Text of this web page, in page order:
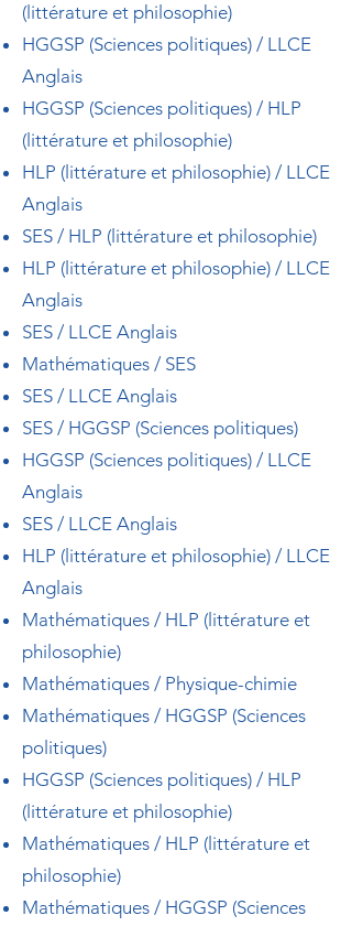
(littérature et philosophie)​
HGGSP (Sciences politiques) / LLCE
Anglais
HGGSP (Sciences politiques) / HLP
(littérature et philosophie)
HLP (littérature et philosophie) / LLCE
Anglais
SES / HLP (littérature et philosophie)
HLP (littérature et philosophie) / LLCE
Anglais
SES / LLCE Anglais
Mathématiques / SES
SES / LLCE Anglais
SES / HGGSP (Sciences politiques)
HGGSP (Sciences politiques) / LLCE
Anglais
SES / LLCE Anglais
HLP (littérature et philosophie) / LLCE
Anglais
Mathématiques / HLP (littérature et
philosophie)
Mathématiques / Physique-chimie
Mathématiques / HGGSP (Sciences
politiques)
HGGSP (Sciences politiques) / HLP
(littérature et philosophie)
Mathématiques / HLP (littérature et
philosophie)
Mathématiques / HGGSP (Sciences